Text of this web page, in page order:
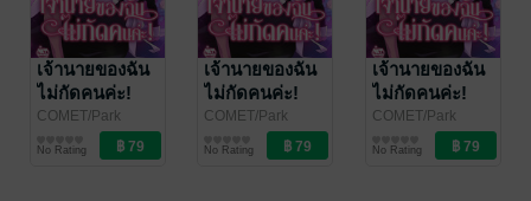
เจ้านายของฉัน
ไม่กัดคนค่ะ!
004
COMET/Park
JiEun/FANTAMANI
/ NETCOMICS
การ์ตูนทั่วไป
No Rating
เจ้านายของฉัน
ไม่กัดคนค่ะ!
003
COMET/Park
JiEun/FANTAMANI
/ NETCOMICS
การ์ตูนทั่วไป
No Rating
เจ้านายของฉัน
ไม่กัดคนค่ะ!
002
COMET/Park
JiEun/FANTAMANI
/ NETCOMICS
การ์ตูนทั่วไป
No Rating